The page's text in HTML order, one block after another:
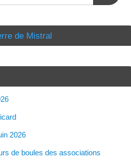
de Mistral
2026
de boules des associations